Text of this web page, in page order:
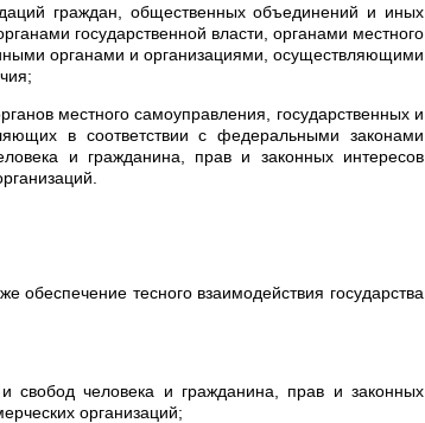
граждан, общественных объединений и иных
государственной власти, органами местного
органами и организациями, осуществляющими
местного самоуправления, государственных и
в соответствии с федеральными законами
и гражданина, прав и законных интересов
обеспечение тесного взаимодействия государства
свобод человека и гражданина, прав и законных
организаций;